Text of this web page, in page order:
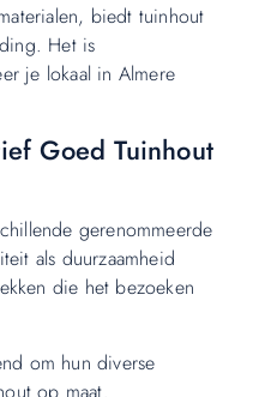
biedt tuinhout
Het is
je lokaal in Almere
Goed Tuinhout
gerenommeerde
als duurzaamheid
die het bezoeken
om hun diverse
op maat.